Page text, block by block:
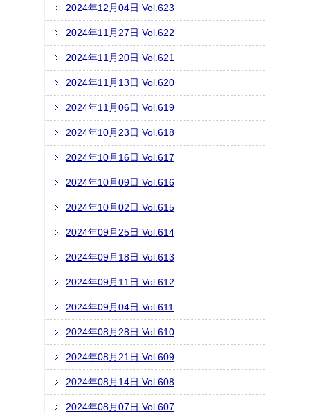
2024年12月04日 Vol.623
2024年11月27日 Vol.622
2024年11月20日 Vol.621
2024年11月13日 Vol.620
2024年11月06日 Vol.619
2024年10月23日 Vol.618
2024年10月16日 Vol.617
2024年10月09日 Vol.616
2024年10月02日 Vol.615
2024年09月25日 Vol.614
2024年09月18日 Vol.613
2024年09月11日 Vol.612
2024年09月04日 Vol.611
2024年08月28日 Vol.610
2024年08月21日 Vol.609
2024年08月14日 Vol.608
2024年08月07日 Vol.607